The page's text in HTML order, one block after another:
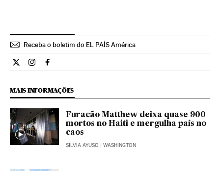
Receba o boletim do EL PAÍS América
Internacional El País Brasil en Twitter
Internacional El País Brasil en Instagram
Internacional El País Brasil en Facebook
MAIS INFORMAÇÕES
Furacão Matthew deixa quase 900
mortos no Haiti e mergulha país no
caos
SILVIA AYUSO | WASHINGTON